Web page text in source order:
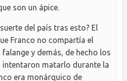
son un ápice.
del país tras esto? El
Franco no compartía el
falange y demás, de hecho los
intentaron matarlo durante la
era monárquico de